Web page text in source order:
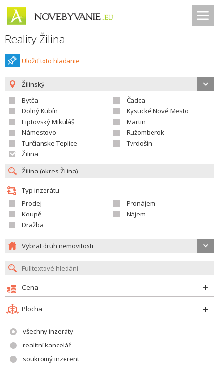
Reality Žilina
Uložiť toto hladanie
Žilinský
Bytča
Čadca
Dolný Kubín
Kysucké Nové Mesto
Liptovský Mikuláš
Martin
Námestovo
Ružomberok
Turčianske Teplice
Tvrdošín
Žilina
Typ inzerátu
Prodej
Pronájem
Koupě
Nájem
Dražba
Vybrat druh nemovitosti
Cena
Plocha
všechny inzeráty
realitní kancelář
soukromý inzerent